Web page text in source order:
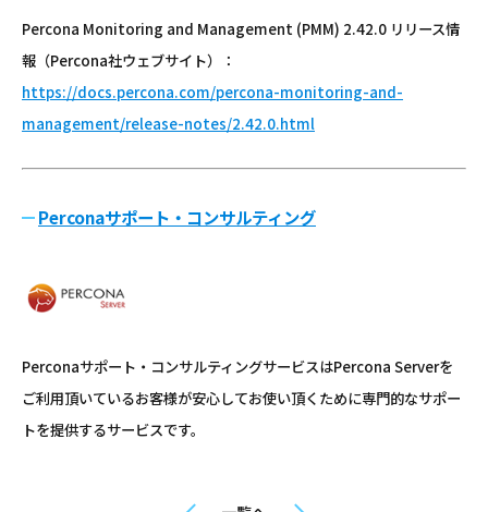
Percona Monitoring and Management (PMM) 2.42.0 リリース情
報（Percona社ウェブサイト）：
https://docs.percona.com/percona-monitoring-and-
management/release-notes/2.42.0.html
Perconaサポート・コンサルティング
Perconaサポート・コンサルティングサービスはPercona Serverを
ご利用頂いているお客様が安心してお使い頂くために専門的なサポー
トを提供するサービスです。